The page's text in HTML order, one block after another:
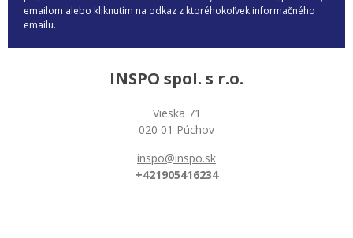
emailom alebo kliknutím na odkaz z ktoréhokoľvek informačného
emailu.
INSPO spol. s r.o.
Vieska 71
020 01 Púchov
inspo@inspo.sk
+421905416234